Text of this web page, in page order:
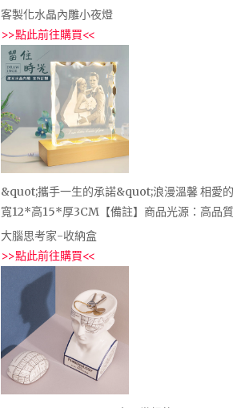
客製化水晶內雕小夜燈
>>點此前往購買<<
&quot;攜手一生的承諾&quot;浪漫溫馨 相愛
寬12*高15*厚3CM【備註】商品光源：高品
大腦思考家-收納盒
>>點此前往購買<<